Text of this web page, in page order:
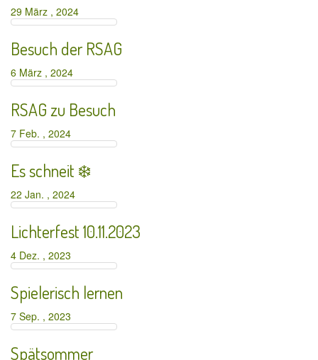
29 März , 2024
Besuch der RSAG
6 März , 2024
RSAG zu Besuch
7 Feb. , 2024
Es schneit ❄️
22 Jan. , 2024
Lichterfest 10.11.2023
4 Dez. , 2023
Spielerisch lernen
7 Sep. , 2023
Spätsommer